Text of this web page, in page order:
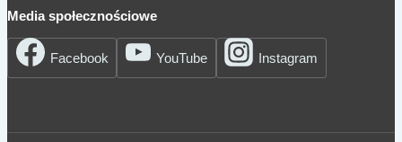
Media społecznościowe
Facebook YouTube Instagram